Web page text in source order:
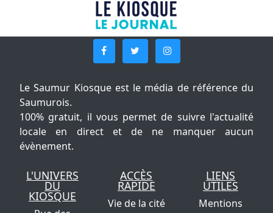
Le Saumur Kiosque est le média de référence du
Saumurois.
100% gratuit, il vous permet de suivre l'actualité
locale en direct et de ne manquer aucun
évènement.
L'UNIVERS
DU
KIOSQUE
ACCÈS
RAPIDE
Vie de la cité
LIENS
UTILES
Mentions